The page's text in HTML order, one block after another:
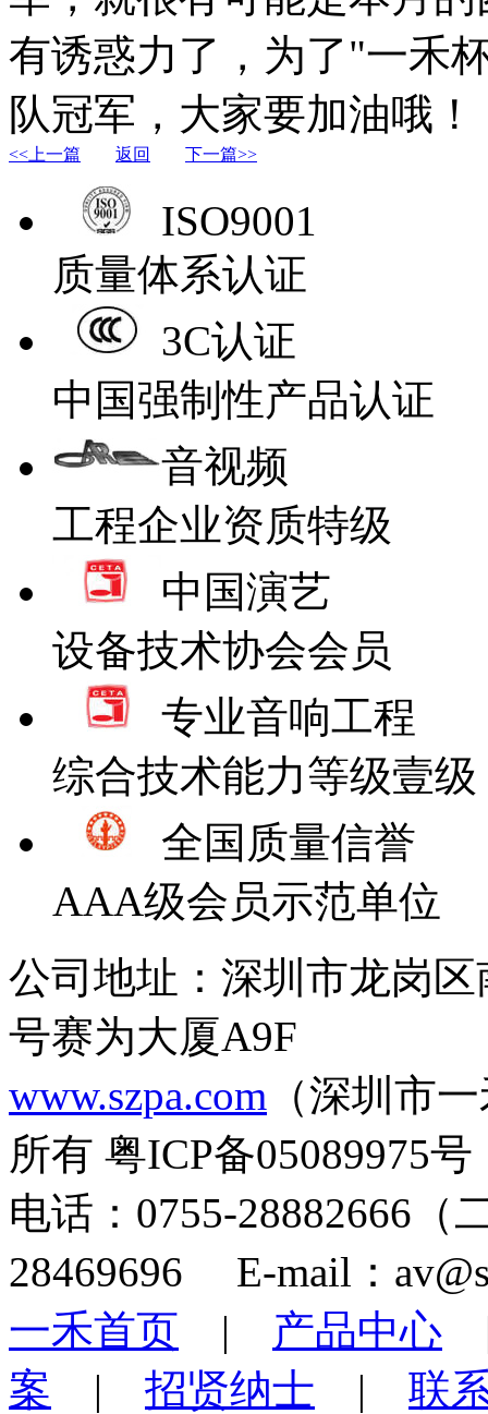
有诱惑力了，为了"一禾
队冠军，大家要加油哦！
<<上一篇 返回 下一篇>>
ISO9001
质量体系认证
3C认证
中国强制性产品认证
音视频
工程企业资质特级
中国演艺
设备技术协会会员
专业音响工程
综合技术能力等级壹级
全国质量信誉
AAA级会员示范单位
公司地址：深圳市龙岗
号赛为大厦A9F
www.szpa.com （深圳市
所有 粤ICP备05089975号
电话：0755-28882666
28469696 E-mail：
一禾首页 | 产品中心
案 | 招贤纳士 | 联